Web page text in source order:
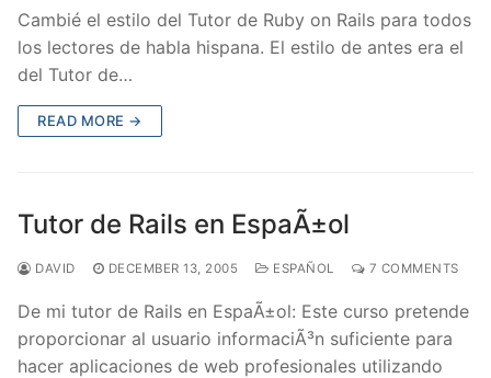
Cambié el estilo del Tutor de Ruby on Rails para todos
los lectores de habla hispana. El estilo de antes era el
del Tutor de…
READ MORE →
Tutor de Rails en EspaÃ±ol
DAVID DECEMBER 13, 2005 ESPAÑOL 7 COMMENTS
De mi tutor de Rails en EspaÃ±ol: Este curso pretende
proporcionar al usuario informaciÃ³n suficiente para
hacer aplicaciones de web profesionales utilizando